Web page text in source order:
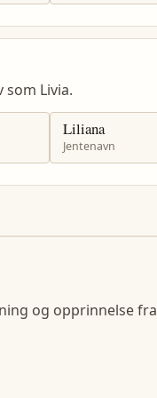
Livia.
Liliana
Jentenavn
og opprinnelse fra